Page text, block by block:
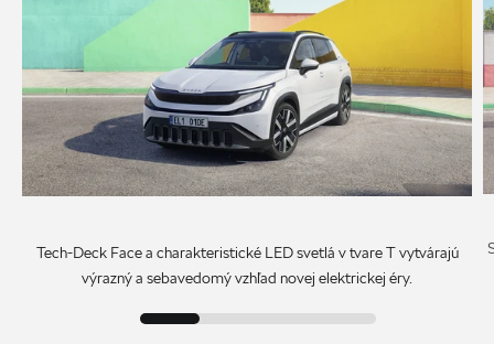
Tech-Deck Face a charakteristické LED svetlá v tvare T vytvárajú
výrazný a sebavedomý vzhľad novej elektrickej éry.